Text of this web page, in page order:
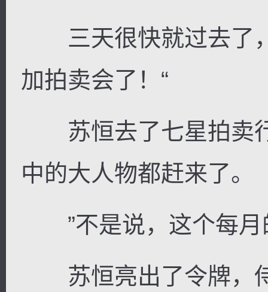
三天很快就过去了，
加拍卖会了！“
苏恒去了七星拍卖
中的大人物都赶来了。
”不是说，这个每月
苏恒亮出了令牌，